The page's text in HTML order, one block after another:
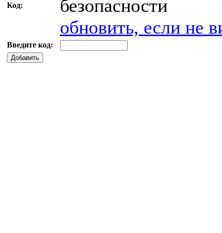
Код:
обновить, если не
Введите код:
Добавить